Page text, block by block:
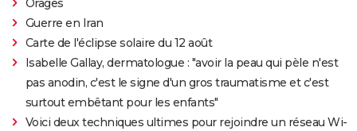
Orages
Guerre en Iran
Carte de l'éclipse solaire du 12 août
Isabelle Gallay, dermatologue : "avoir la peau qui pèle n'est
pas anodin, c'est le signe d'un gros traumatisme et c'est
surtout embêtant pour les enfants"
Voici deux techniques ultimes pour rejoindre un réseau Wi-